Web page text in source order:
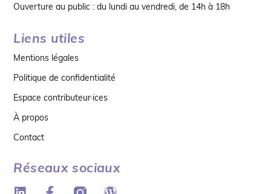
Ouverture au public : du lundi au vendredi, de 14h à 18h
Liens utiles
Mentions légales
Politique de confidentialité
Espace contributeur·ices
À propos
Contact
Réseaux sociaux